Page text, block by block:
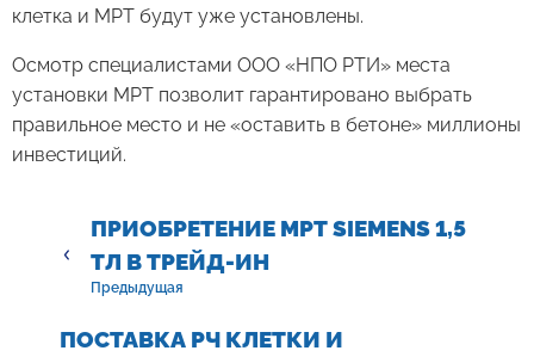
клетка и МРТ будут уже установлены.
Осмотр специалистами ООО «НПО РТИ» места
установки МРТ позволит гарантировано выбрать
правильное место и не «оставить в бетоне» миллионы
инвестиций.
ПРИОБРЕТЕНИЕ МРТ SIEMENS 1,5
ТЛ В ТРЕЙД-ИН
Предыдущая
ПОСТАВКА РЧ КЛЕТКИ И